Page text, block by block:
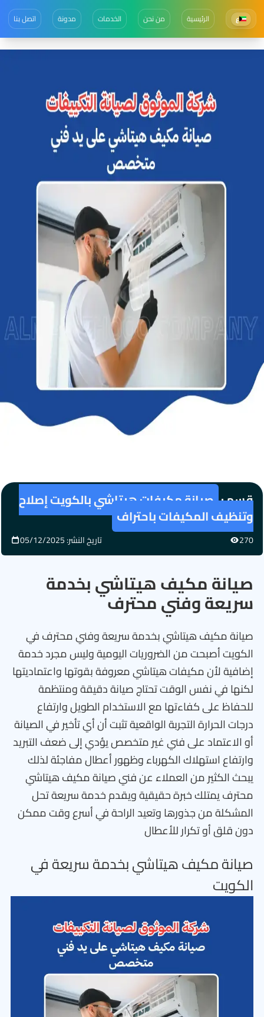
ع الرئيسية من نحن الخدمات مدونة اتصل بنا
قسم : صيانة مكيفات هيتاشي بالكويت إصلاح
وتنظيف المكيفات باحتراف
270 تاريخ النشر: 05/12/2025
صيانة مكيف هيتاشي بخدمة
سريعة وفني محترف
صيانة مكيف هيتاشي بخدمة سريعة وفني محترف في
الكويت أصبحت من الضروريات اليومية وليس مجرد خدمة
إضافية لأن مكيفات هيتاشي معروفة بقوتها واعتماديتها
لكنها في نفس الوقت تحتاج صيانة دقيقة ومنتظمة
للحفاظ على كفاءتها مع الاستخدام الطويل وارتفاع
درجات الحرارة التجربة الواقعية تثبت أن أي تأخير في الصيانة
أو الاعتماد على فني غير متخصص يؤدي إلى ضعف التبريد
وارتفاع استهلاك الكهرباء وظهور أعطال مفاجئة لذلك
يبحث الكثير من العملاء عن فني صيانة مكيف هيتاشي
محترف يمتلك خبرة حقيقية ويقدم خدمة سريعة تحل
المشكلة من جذورها وتعيد الراحة في أسرع وقت ممكن
دون قلق أو تكرار للأعطال
صيانة مكيف هيتاشي بخدمة سريعة في
الكويت